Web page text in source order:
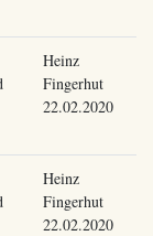
Heinz
Fingerhut
22.02.2020
Heinz
Fingerhut
22.02.2020